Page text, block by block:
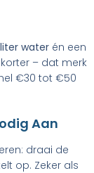
liter water én een
– dat merk
€30 tot €50
Aan
draai de
op. Zeker als